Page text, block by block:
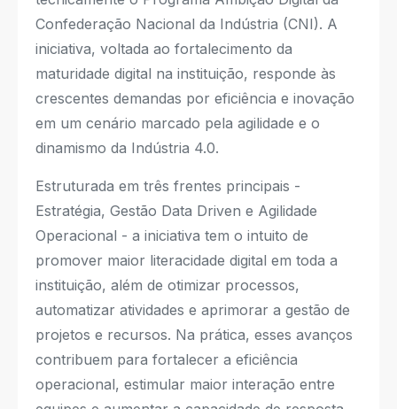
Confederação Nacional da Indústria (CNI). A
iniciativa, voltada ao fortalecimento da
maturidade digital na instituição, responde às
crescentes demandas por eficiência e inovação
em um cenário marcado pela agilidade e o
dinamismo da Indústria 4.0.
Estruturada em três frentes principais -
Estratégia, Gestão Data Driven e Agilidade
Operacional - a iniciativa tem o intuito de
promover maior literacidade digital em toda a
instituição, além de otimizar processos,
automatizar atividades e aprimorar a gestão de
projetos e recursos. Na prática, esses avanços
contribuem para fortalecer a eficiência
operacional, estimular maior interação entre